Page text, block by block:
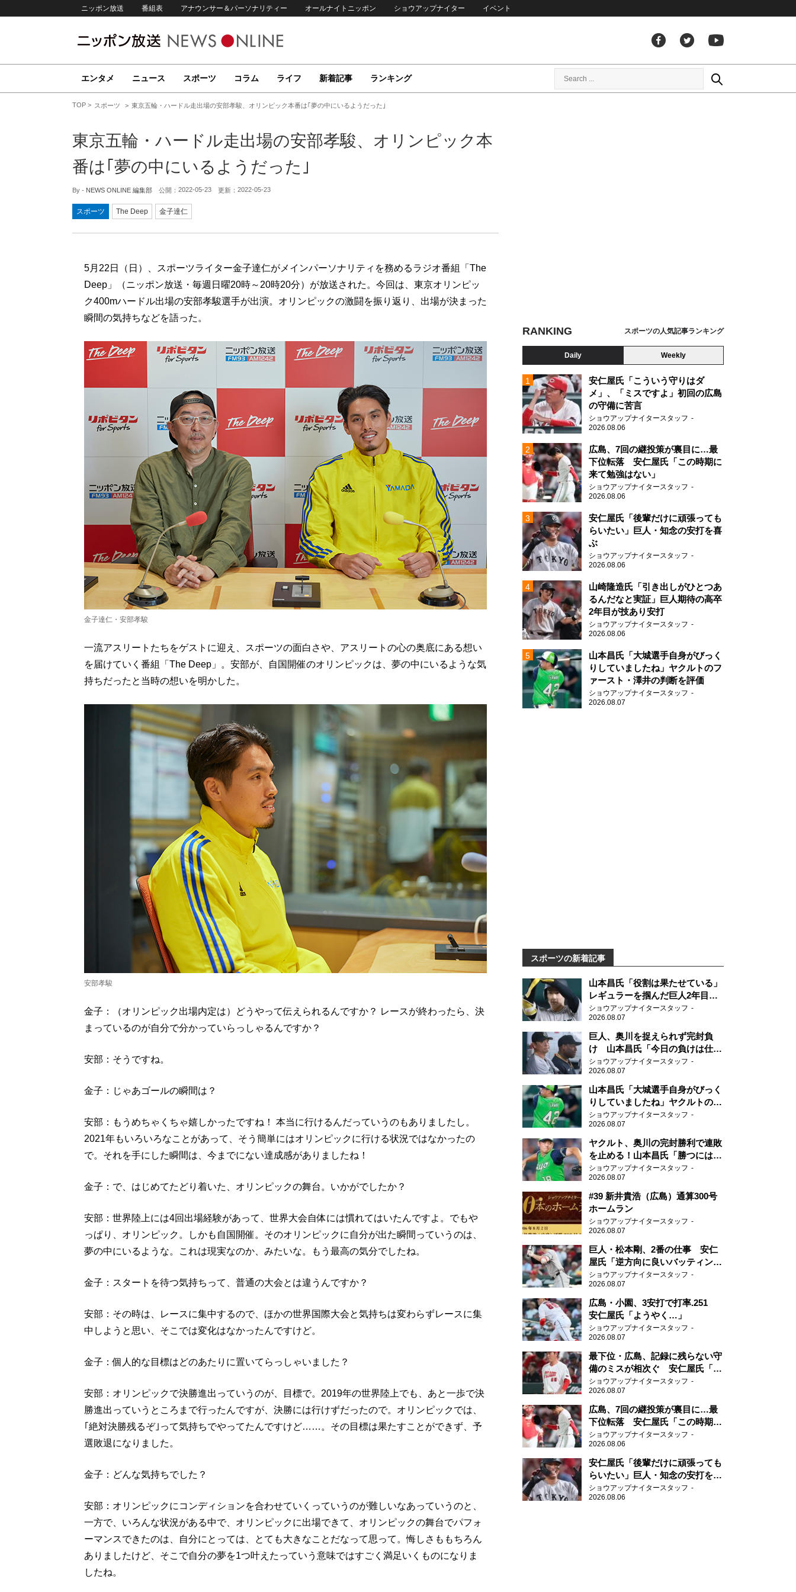
ニッポン放送 番組表 アナウンサー＆パーソナリティー オールナイトニッポン ショウアップナイター イベント
エンタメ ニュース スポーツ コラム ライフ 新着記事 ランキング
TOP スポーツ 東京五輪・ハードル走出場の安部孝駿、オリンピック本番は｢夢の中にいるようだった｣
東京五輪・ハードル走出場の安部孝駿、オリンピック本
番は｢夢の中にいるようだった｣
By - NEWS ONLINE 編集部 公開： 2022-05-23 更新： 2022-05-23
スポーツ The Deep 金子達仁
5月22日（日）、スポーツライター金子達仁がメインパーソナリティを務めるラジオ番組「The
Deep」（ニッポン放送・毎週日曜20時～20時20分）が放送された。今回は、東京オリンピッ
ク400mハードル出場の安部孝駿選手が出演。オリンピックの激闘を振り返り、出場が決まった
瞬間の気持ちなどを語った。
金子達仁・安部孝駿
一流アスリートたちをゲストに迎え、スポーツの面白さや、アスリートの心の奥底にある想い
を届けていく番組「The Deep」。安部が、自国開催のオリンピックは、夢の中にいるような気
持ちだったと当時の想いを明かした。
安部孝駿
金子：（オリンピック出場内定は）どうやって伝えられるんですか？ レースが終わったら、決
まっているのが自分で分かっていらっしゃるんですか？
安部：そうですね。
金子：じゃあゴールの瞬間は？
安部：もうめちゃくちゃ嬉しかったですね！ 本当に行けるんだっていうのもありましたし。
2021年もいろいろなことがあって、そう簡単にはオリンピックに行ける状況ではなかったの
で。それを手にした瞬間は、今までにない達成感がありましたね！
金子：で、はじめてたどり着いた、オリンピックの舞台。いかがでしたか？
安部：世界陸上には4回出場経験があって、世界大会自体には慣れてはいたんですよ。でもや
っぱり、オリンピック。しかも自国開催。そのオリンピックに自分が出た瞬間っていうのは、
夢の中にいるような。これは現実なのか、みたいな。もう最高の気分でしたね。
金子：スタートを待つ気持ちって、普通の大会とは違うんですか？
安部：その時は、レースに集中するので、ほかの世界国際大会と気持ちは変わらずレースに集
中しようと思い、そこでは変化はなかったんですけど。
金子：個人的な目標はどのあたりに置いてらっしゃいました？
安部：オリンピックで決勝進出っていうのが、目標で。2019年の世界陸上でも、あと一歩で決
勝進出っていうところまで行ったんですが、決勝には行けずだったので。オリンピックでは、
｢絶対決勝残るぞ｣って気持ちでやってたんですけど……。その目標は果たすことができず、予
選敗退になりました。
金子：どんな気持ちでした？
安部：オリンピックにコンディションを合わせていくっていうのが難しいなあっていうのと、
一方で、いろんな状況がある中で、オリンピックに出場できて、オリンピックの舞台でパフォ
ーマンスできたのは、自分にとっては、とても大きなことだなって思って。悔しさももちろん
ありましたけど、そこで自分の夢を1つ叶えたっていう意味ではすごく満足いくものになりま
したね。
RANKING スポーツの人気記事ランキング
Daily Weekly
安仁屋氏「こういう守りはダ
メ」、「ミスですよ」初回の広島
の守備に苦言
ショウアップナイタースタッフ
2026.08.06
広島、7回の継投策が裏目に…最
下位転落 安仁屋氏「この時期に
来て勉強はない」
ショウアップナイタースタッフ
2026.08.06
安仁屋氏「後輩だけに頑張っても
らいたい」巨人・知念の安打を喜
ぶ
ショウアップナイタースタッフ
2026.08.06
山崎隆造氏「引き出しがひとつあ
るんだなと実証」巨人期待の高卒
2年目が技あり安打
ショウアップナイタースタッフ
2026.08.06
山本昌氏「大城選手自身がびっく
りしていましたね」ヤクルトのフ
ァースト・澤井の判断を評価
ショウアップナイタースタッフ
2026.08.07
スポーツの新着記事
山本昌氏「役割は果たせている」
レギュラーを掴んだ巨人2年目の
新人王候補
ショウアップナイタースタッフ
2026.08.07
巨人、奥川を捉えられず完封負
け 山本昌氏「今日の負けは仕方
がない」
ショウアップナイタースタッフ
2026.08.07
山本昌氏「大城選手自身がびっく
りしていましたね」ヤクルトのフ
ァースト・澤井の判断を評価
ショウアップナイタースタッフ
2026.08.07
ヤクルト、奥川の完封勝利で連敗
を止める！山本昌氏「勝つにはこ
ういう形しかない」
ショウアップナイタースタッフ
2026.08.07
#39 新井貴浩（広島）通算300号
ホームラン
ショウアップナイタースタッフ
2026.08.07
巨人・松本剛、2番の仕事 安仁
屋氏「逆方向に良いバッティン
グ」
ショウアップナイタースタッフ
2026.08.07
広島・小園、3安打で打率.251
安仁屋氏「ようやく…」
ショウアップナイタースタッフ
2026.08.07
最下位・広島、記録に残らない守
備のミスが相次ぐ 安仁屋氏「最
近守りのミスが多い」
ショウアップナイタースタッフ
2026.08.07
広島、7回の継投策が裏目に…最
下位転落 安仁屋氏「この時期に
来て勉強はない」
ショウアップナイタースタッフ
2026.08.06
安仁屋氏「後輩だけに頑張っても
らいたい」巨人・知念の安打を喜
ぶ
ショウアップナイタースタッフ
2026.08.06